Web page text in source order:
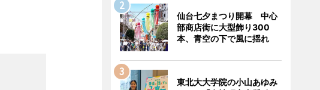
仙台七夕まつり開幕 中心
部商店街に大型飾り300
本、青空の下で風に揺れ
東北大大学院の小山あゆみ